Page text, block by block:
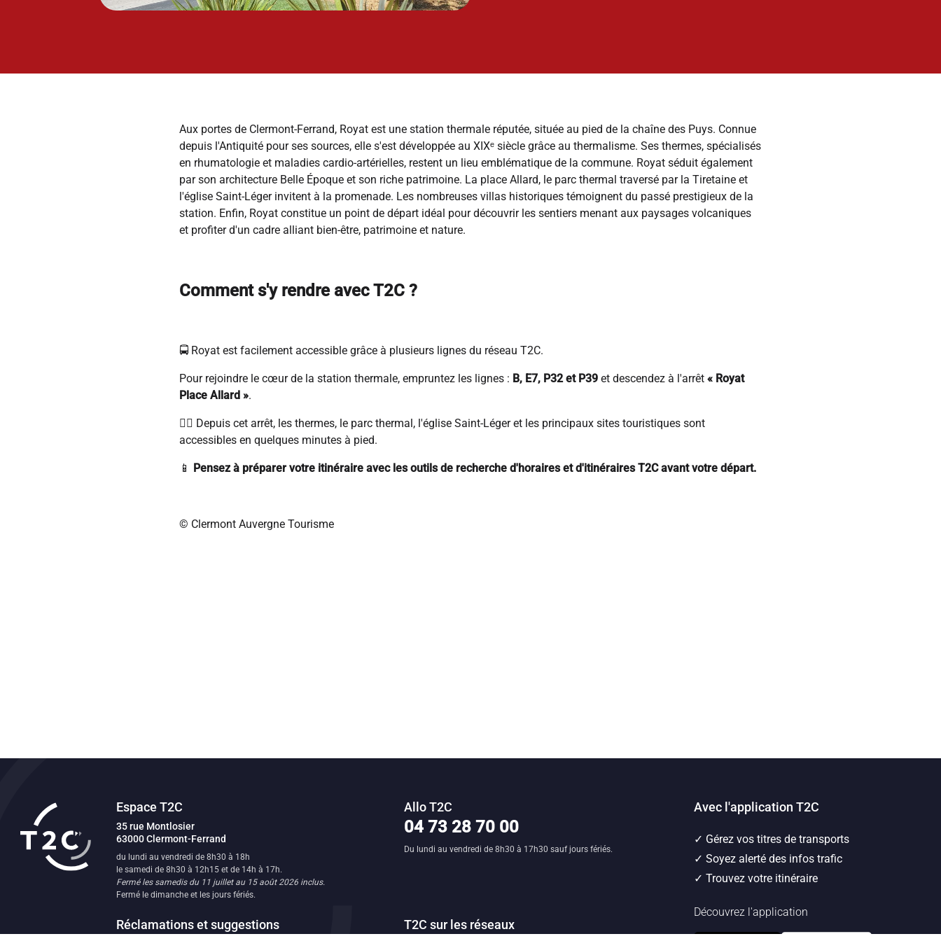
Aux portes de Clermont-Ferrand, Royat est une station thermale réputée, située au pied de la chaîne des Puys. Connue
depuis l'Antiquité pour ses sources, elle s'est développée au XIXᵉ siècle grâce au thermalisme. Ses thermes, spécialisés
en rhumatologie et maladies cardio-artérielles, restent un lieu emblématique de la commune. Royat séduit également
par son architecture Belle Époque et son riche patrimoine. La place Allard, le parc thermal traversé par la Tiretaine et
l'église Saint-Léger invitent à la promenade. Les nombreuses villas historiques témoignent du passé prestigieux de la
station. Enfin, Royat constitue un point de départ idéal pour découvrir les sentiers menant aux paysages volcaniques
et profiter d'un cadre alliant bien-être, patrimoine et nature.
Comment s'y rendre avec T2C ?
🚍 Royat est facilement accessible grâce à plusieurs lignes du réseau T2C.
Pour rejoindre le cœur de la station thermale, empruntez les lignes : B, E7, P32 et P39 et descendez à l'arrêt « Royat
Place Allard ».
🚶‍♀️ Depuis cet arrêt, les thermes, le parc thermal, l'église Saint-Léger et les principaux sites touristiques sont
accessibles en quelques minutes à pied.
📱 Pensez à préparer votre itinéraire avec les outils de recherche d'horaires et d'itinéraires T2C avant votre départ.
© Clermont Auvergne Tourisme
Espace T2C
Transport en commun de l'agglomération clermontoise
35 rue Montlosier
63000Clermont-Ferrand
du lundi au vendredi de 8h30 à 18h
le samedi de 8h30 à 12h15 et de 14h à 17h.
Fermé les samedis du 11 juillet au 15 août 2026 inclus.
Fermé le dimanche et les jours fériés.
Réclamations et suggestions
Allo T2C
04 73 28 70 00
Du lundi au vendredi de 8h30 à 17h30 sauf jours fériés.
T2C sur les réseaux
Avec l'application T2C
✓ Gérez vos titres de transports
✓ Soyez alerté des infos trafic
✓ Trouvez votre itinéraire
Découvrez l'application